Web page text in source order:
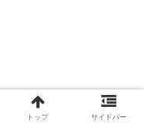
トップ サイドバー